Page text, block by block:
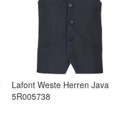
Lafont Weste Herren Java
5R005738